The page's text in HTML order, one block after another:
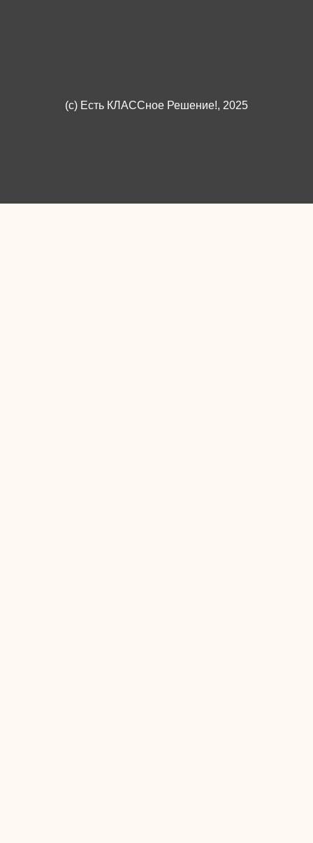
(c) Есть КЛАССное Решение!, 2025